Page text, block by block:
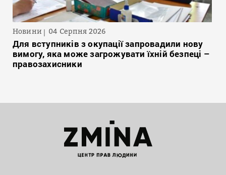
Новини 04 Серпня 2026
Для вступників з окупації запровадили нову
вимогу, яка може загрожувати їхній безпеці –
правозахисники